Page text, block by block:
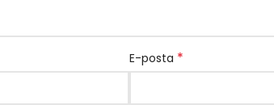
E-posta *